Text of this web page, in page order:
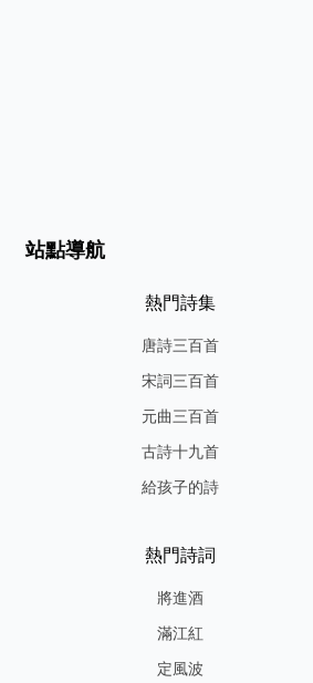
站點導航
熱門詩集
唐詩三百首
宋詞三百首
元曲三百首
古詩十九首
給孩子的詩
熱門詩詞
將進酒
滿江紅
定風波